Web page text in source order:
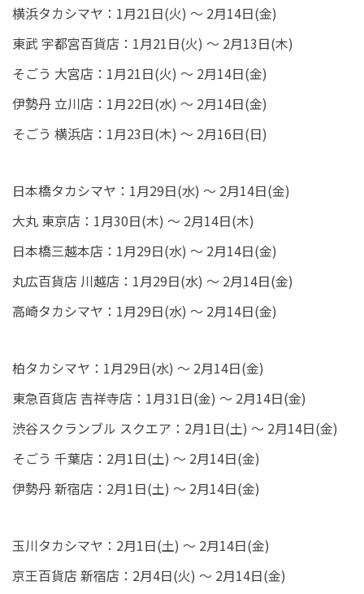
横浜タカシマヤ：1月21日(火) ～ 2月14日(金)
東武 宇都宮百貨店：1月21日(火) ～ 2月13日(木)
そごう 大宮店：1月21日(火) ～ 2月14日(金)
伊勢丹 立川店：1月22日(水) ～ 2月14日(金)
そごう 横浜店：1月23日(木) ～ 2月16日(日)
日本橋タカシマヤ：1月29日(水) ～ 2月14日(金)
大丸 東京店：1月30日(木) ～ 2月14日(木)
日本橋三越本店：1月29日(水) ～ 2月14日(金)
丸広百貨店 川越店：1月29日(水) ～ 2月14日(金)
高崎タカシマヤ：1月29日(水) ～ 2月14日(金)
柏タカシマヤ：1月29日(水) ～ 2月14日(金)
東急百貨店 吉祥寺店：1月31日(金) ～ 2月14日(金)
渋谷スクランブル スクエア：2月1日(土) ～ 2月14日(金)
そごう 千葉店：2月1日(土) ～ 2月14日(金)
伊勢丹 新宿店：2月1日(土) ～ 2月14日(金)
玉川タカシマヤ：2月1日(土) ～ 2月14日(金)
京王百貨店 新宿店：2月4日(火) ～ 2月14日(金)